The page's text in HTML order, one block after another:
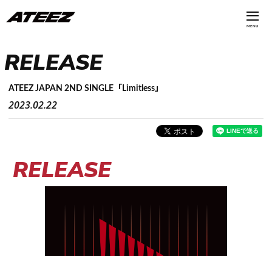
MENU
RELEASE
ATEEZ JAPAN 2ND SINGLE「Limitless」
2023.02.22
RELEASE